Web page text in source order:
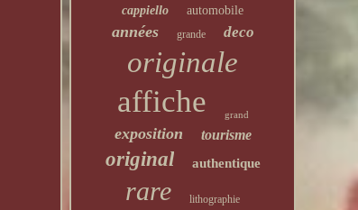
cappiello automobile
années grande deco
originale
affiche grand
exposition tourisme
original authentique
rare lithographie